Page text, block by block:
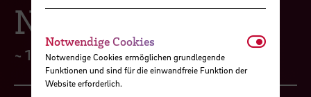
Netzwerk
~ 160 Server
Notwendige Cookies
Notwendige Cookies ermöglichen grundlegende
Funktionen und sind für die einwandfreie Funktion der
Website erforderlich.